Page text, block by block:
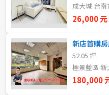
澎湖縣
屏東縣
台東縣
花蓮縣
~
樓層
不拘
成大城 台
26,000 元
新店首購
52.05 坪
極景藍區
180,000